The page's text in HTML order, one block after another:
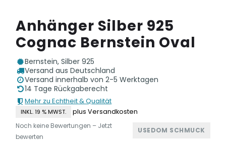
Anhänger Silber 925
Cognac Bernstein Oval
Bernstein, Silber 925
Versand aus Deutschland
Versand innerhalb von 2-5 Werktagen
14 Tage Rückgaberecht
Mehr zu Echtheit & Qualität
INKL. 19 % MWST. plus Versandkosten
USEDOM SCHMUCK
Noch keine Bewertungen – Jetzt
bewerten